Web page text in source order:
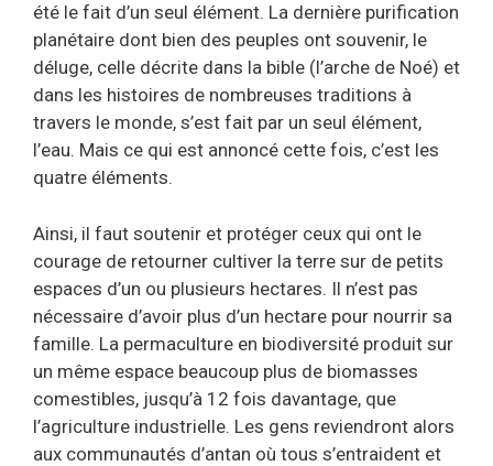
été le fait d’un seul élément. La dernière purification
planétaire dont bien des peuples ont souvenir, le
déluge, celle décrite dans la bible (l’arche de Noé) et
dans les histoires de nombreuses traditions à
travers le monde, s’est fait par un seul élément,
l’eau. Mais ce qui est annoncé cette fois, c’est les
quatre éléments.
Ainsi, il faut soutenir et protéger ceux qui ont le
courage de retourner cultiver la terre sur de petits
espaces d’un ou plusieurs hectares. Il n’est pas
nécessaire d’avoir plus d’un hectare pour nourrir sa
famille. La permaculture en biodiversité produit sur
un même espace beaucoup plus de biomasses
comestibles, jusqu’à 12 fois davantage, que
l’agriculture industrielle. Les gens reviendront alors
aux communautés d’antan où tous s’entraident et